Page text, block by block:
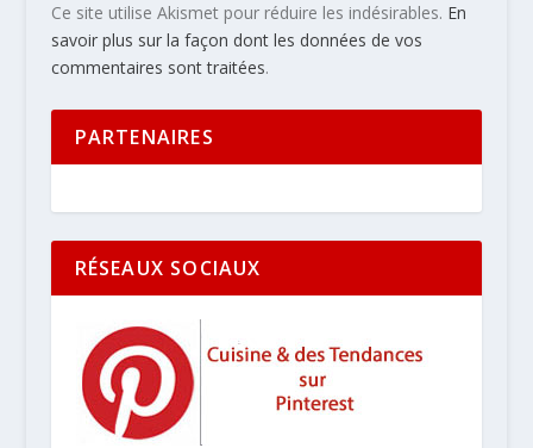
Ce site utilise Akismet pour réduire les indésirables. En
savoir plus sur la façon dont les données de vos
commentaires sont traitées.
PARTENAIRES
RÉSEAUX SOCIAUX